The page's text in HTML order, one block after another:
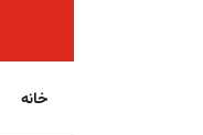
خانه